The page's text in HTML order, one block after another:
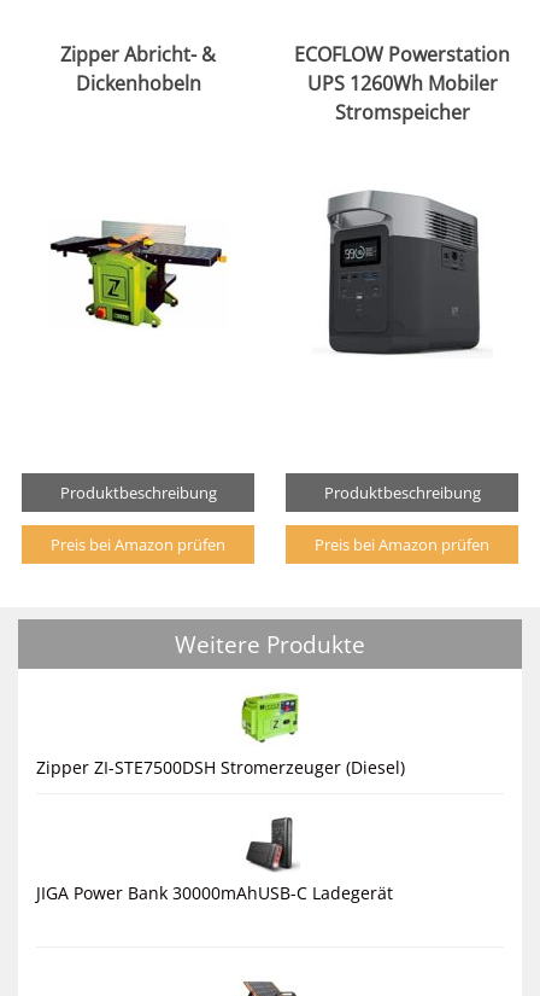
Zipper Abricht- &
Dickenhobeln
Produktbeschreibung
Preis bei Amazon prüfen
ECOFLOW Powerstation
UPS 1260Wh Mobiler
Stromspeicher
Produktbeschreibung
Preis bei Amazon prüfen
Weitere Produkte
Zipper ZI-STE7500DSH Stromerzeuger (Diesel)
JIGA Power Bank 30000mAhUSB-C Ladegerät